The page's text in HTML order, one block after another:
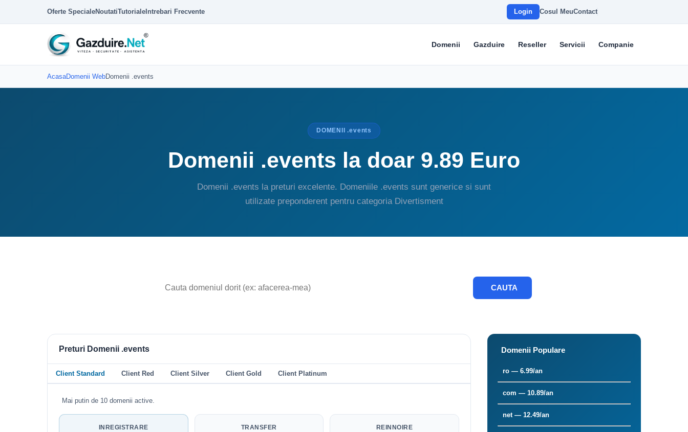
Oferte SpecialeNoutatiTutoriale Intrebari Frecvente Login Cosul MeuContact
Domenii Gazduire Reseller Servicii Companie
AcasaDomenii WebDomenii .events
DOMENII .events
Domenii .events la doar 9.89 Euro
Domenii .events la preturi excelente. Domeniile .events sunt generice si sunt
utilizate preponderent pentru categoria Divertisment
CAUTA
Preturi Domenii .events
Client Standard Client Red Client Silver Client Gold Client Platinum
Mai putin de 10 domenii active.
INREGISTRARE TRANSFER REINNOIRE
Domenii Populare
ro — 6.99/an
com — 10.89/an
net — 12.49/an